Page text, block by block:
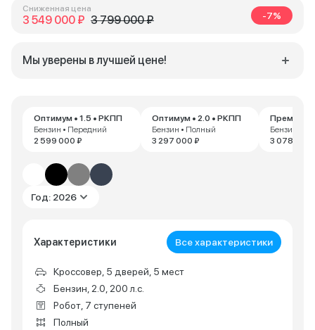
Оптимум • 1.5 • РКПП
Бензин • Передний
2 599 000 ₽
Оптимум • 2.0 • РКПП
Бензин • Полный
3 297 000 ₽
Премиум
Бензин •
3 078 000
Год: 2026
Характеристики Все характеристики
Кроссовер, 5 дверей, 5 мест
Бензин, 2.0, 200 л.с.
Робот, 7 ступеней
Полный
Сниженная цена
3 549 000 ₽ 3 799 000 ₽ -7%
Мы уверены в лучшей цене!